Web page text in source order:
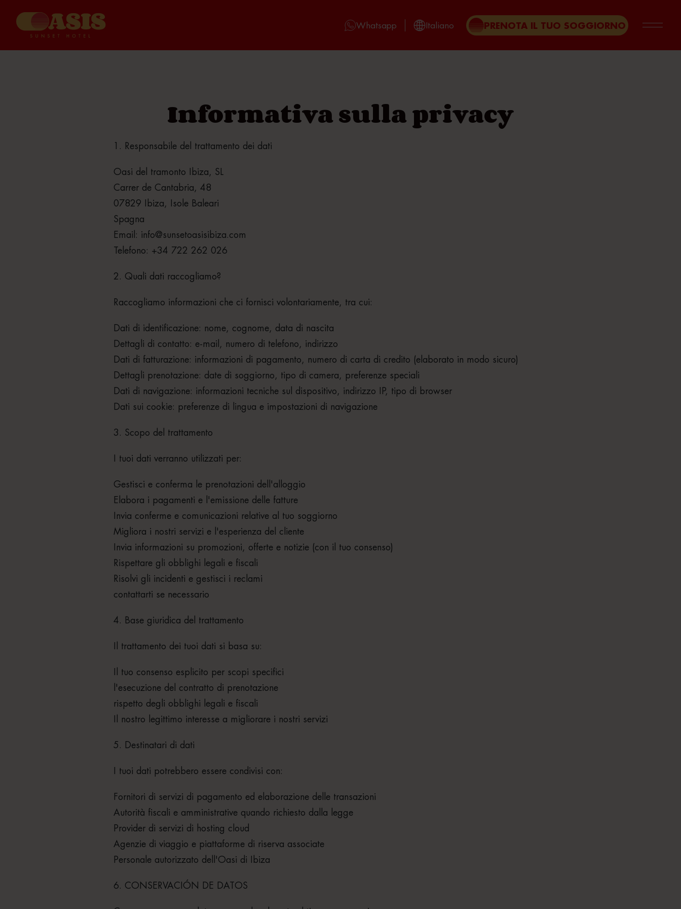
Whatsapp Italiano PRENOTA IL TUO SOGGIORNO
Informativa sulla privacy
1. Responsabile del trattamento dei dati
Oasi del tramonto Ibiza, SL
Carrer de Cantabria, 48
07829 Ibiza, Isole Baleari
Spagna
Email: info@sunsetoasisibiza.com
Telefono: +34 722 262 026
2. Quali dati raccogliamo?
Raccogliamo informazioni che ci fornisci volontariamente, tra cui:
Dati di identificazione: nome, cognome, data di nascita
Dettagli di contatto: e-mail, numero di telefono, indirizzo
Dati di fatturazione: informazioni di pagamento, numero di carta di credito (elaborato in modo sicuro)
Dettagli prenotazione: date di soggiorno, tipo di camera, preferenze speciali
Dati di navigazione: informazioni tecniche sul dispositivo, indirizzo IP, tipo di browser
Dati sui cookie: preferenze di lingua e impostazioni di navigazione
3. Scopo del trattamento
I tuoi dati verranno utilizzati per:
Gestisci e conferma le prenotazioni dell'alloggio
Elabora i pagamenti e l'emissione delle fatture
Invia conferme e comunicazioni relative al tuo soggiorno
Migliora i nostri servizi e l'esperienza del cliente
Invia informazioni su promozioni, offerte e notizie (con il tuo consenso)
Rispettare gli obblighi legali e fiscali
Risolvi gli incidenti e gestisci i reclami
contattarti se necessario
4. Base giuridica del trattamento
Il trattamento dei tuoi dati si basa su:
Il tuo consenso esplicito per scopi specifici
l'esecuzione del contratto di prenotazione
rispetto degli obblighi legali e fiscali
Il nostro legittimo interesse a migliorare i nostri servizi
5. Destinatari di dati
I tuoi dati potrebbero essere condivisi con:
Fornitori di servizi di pagamento ed elaborazione delle transazioni
Autorità fiscali e amministrative quando richiesto dalla legge
Provider di servizi di hosting cloud
Agenzie di viaggio e piattaforme di riserva associate
Personale autorizzato dell'Oasi di Ibiza
6. CONSERVACIÓN DE DATOS